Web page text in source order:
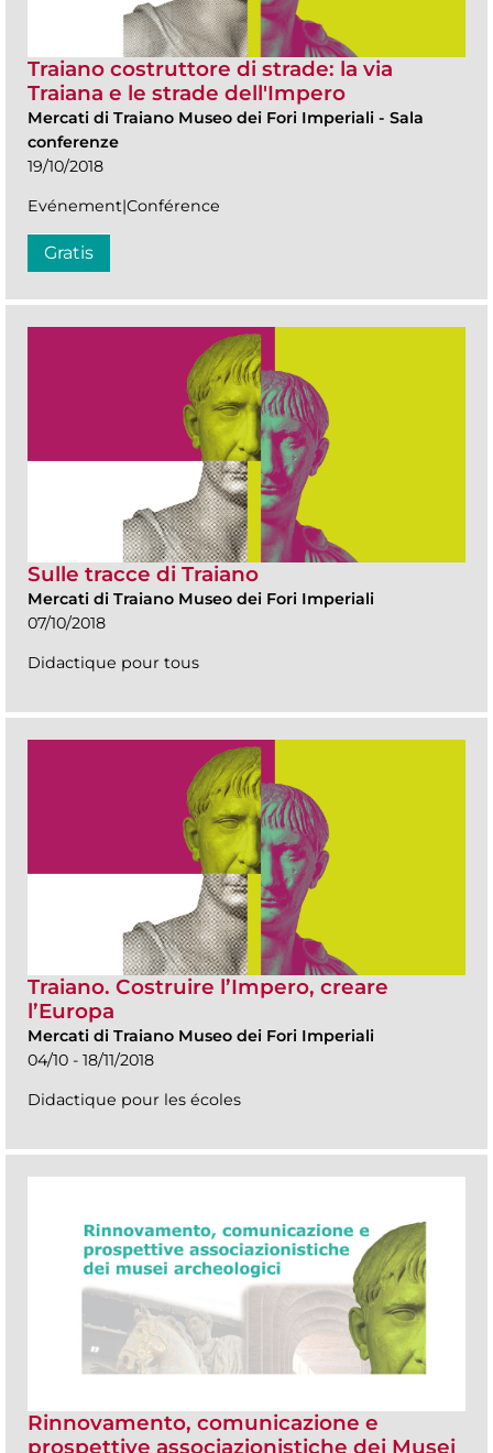
Traiano costruttore di strade: la via
Traiana e le strade dell'Impero
Mercati di Traiano Museo dei Fori Imperiali - Sala
conferenze
19/10/2018
Evénement|Conférence
Gratis
Sulle tracce di Traiano
Mercati di Traiano Museo dei Fori Imperiali
07/10/2018
Didactique pour tous
Traiano. Costruire l’Impero, creare
l’Europa
Mercati di Traiano Museo dei Fori Imperiali
04/10 - 18/11/2018
Didactique pour les écoles
Rinnovamento, comunicazione e
prospettive associazionistiche dei Musei